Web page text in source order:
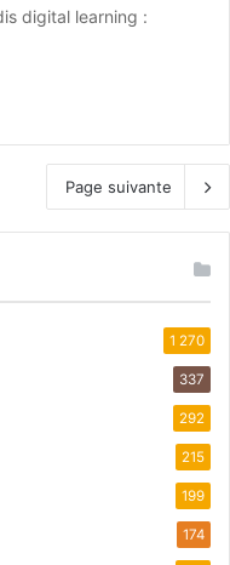
digital learning :
Page suivante
1 270
337
292
215
199
174